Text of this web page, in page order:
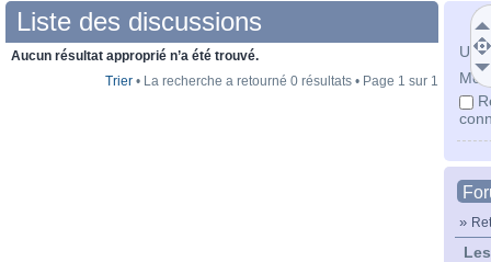
Mot
»
Liste des discussions
Aucun résultat approprié n’a été trouvé.
Trier • La recherche a retourné 0 résultats • Page 1 sur 1